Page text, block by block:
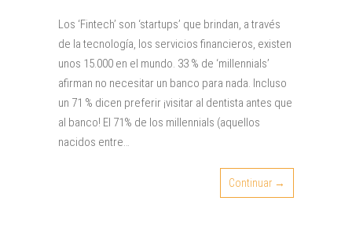
Los ‘Fintech’ son ‘startups’ que brindan, a través
de la tecnología, los servicios financieros, existen
unos 15.000 en el mundo. 33 % de ‘millennials’
afirman no necesitar un banco para nada. Incluso
un 71 % dicen preferir ¡visitar al dentista antes que
al banco! El 71% de los millennials (aquellos
nacidos entre…
Continuar →